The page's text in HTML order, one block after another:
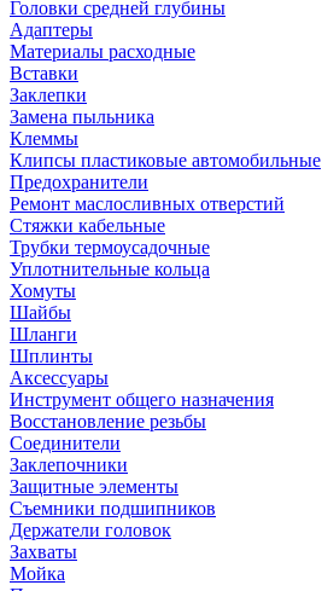
Головки средней глубины
Адаптеры
Материалы расходные
Вставки
Заклепки
Замена пыльника
Клеммы
Клипсы пластиковые автомобильные
Предохранители
Ремонт маслосливных отверстий
Стяжки кабельные
Трубки термоусадочные
Уплотнительные кольца
Хомуты
Шайбы
Шланги
Шплинты
Аксессуары
Инструмент общего назначения
Восстановление резьбы
Соединители
Заклепочники
Защитные элементы
Съемники подшипников
Держатели головок
Захваты
Мойка